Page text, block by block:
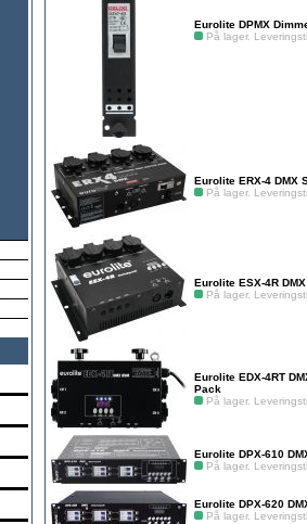
Eurolite DPMX
På lager.
Eurolite ERX-4 DMX
På lager.
Eurolite ESX-4R
På lager.
Eurolite EDX-4RT
Pack
På lager.
Eurolite DPX-610
På lager.
Eurolite DPX-620
På lager.